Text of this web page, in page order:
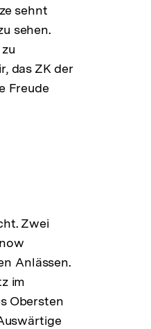
sehnt
sehen.
das ZK der
Freude
Zwei
Anlässen.
im
Obersten